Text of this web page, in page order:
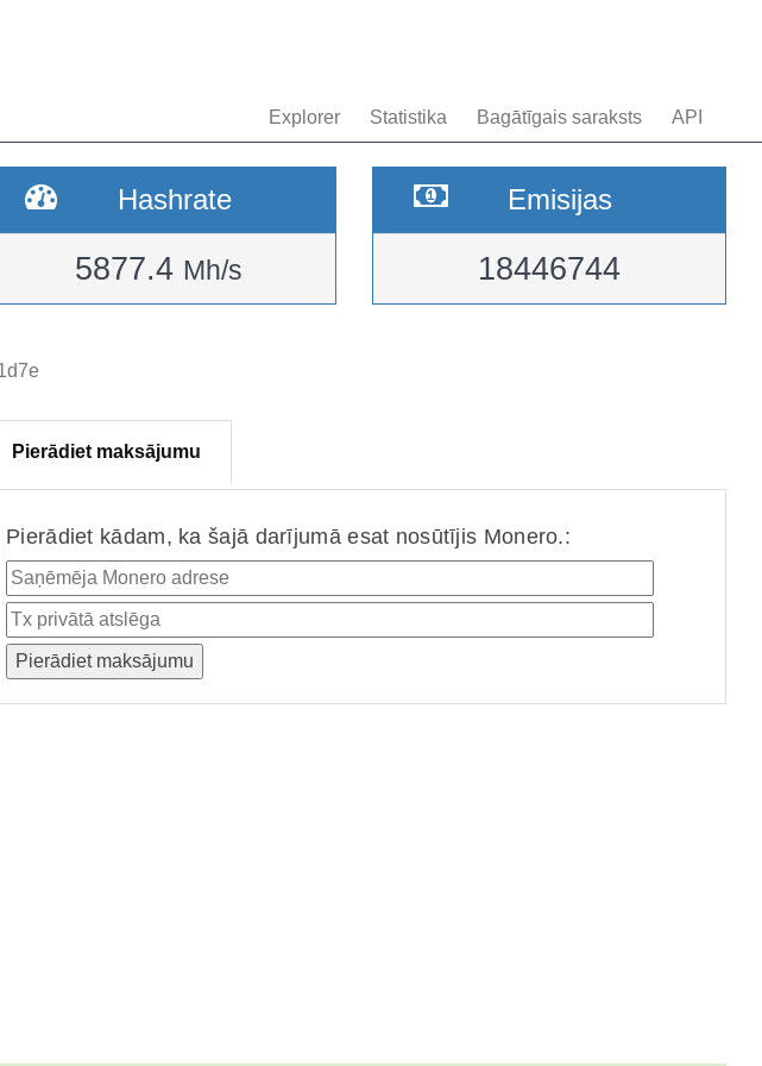
Explorer Statistika Bagātīgais saraksts API
Hashrate
5877.4 Mh/s
Emisijas
18446744
Pierādiet maksājumu
Pierādiet kādam, ka šajā darījumā esat nosūtījis Monero.: